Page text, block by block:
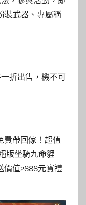
裝武器、專屬稱
折出售，機不可
費帶回傢！超值
版坐騎九命貍
價值2888元寶禮